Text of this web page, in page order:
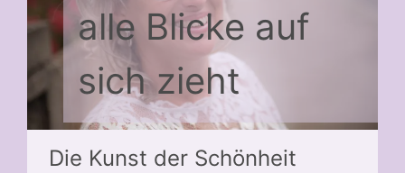
alle Blicke auf
sich zieht
Die Kunst der Schönheit